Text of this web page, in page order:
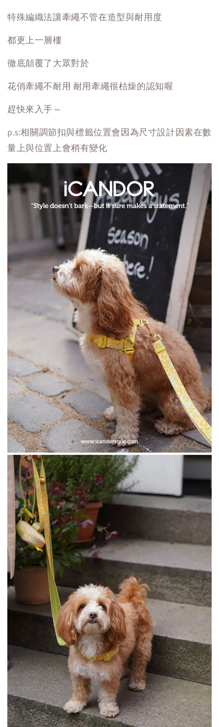
特殊編織法讓牽繩不管在造型與耐用度
都更上一層樓
徹底顛覆了大眾對於
花俏牽繩不耐用 耐用牽繩很枯燥的認知喔
趕快來入手～
p.s:相關調節扣與標籤位置會因為尺寸設計因素在數
量上與位置上會稍有變化